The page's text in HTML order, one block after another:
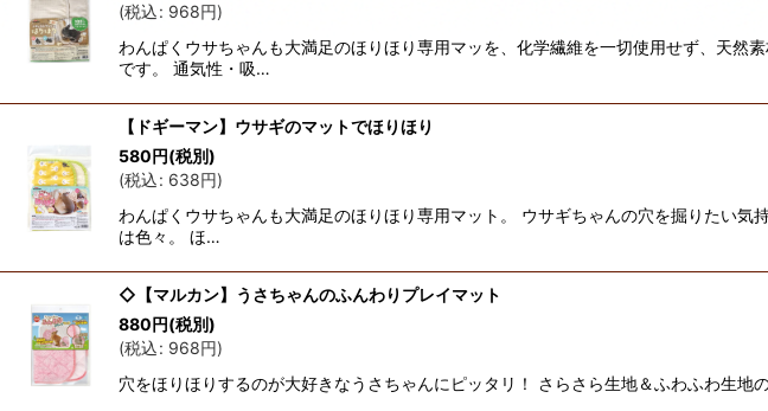
(税込: 968円)
わんぱくウサちゃんも大満足のほりほり専用マッを、化学繊維を一切使用せず、天然
です。 通気性・吸…
【ドギーマン】ウサギのマットでほりほり
580円(税別)
(税込: 638円)
わんぱくウサちゃんも大満足のほりほり専用マット。 ウサギちゃんの穴を掘りたい
は色々。 ほ…
◇【マルカン】うさちゃんのふんわりプレイマット
880円(税別)
(税込: 968円)
穴をほりほりするのが大好きなうさちゃんにピッタリ！ さらさら生地＆ふわふわ生地の